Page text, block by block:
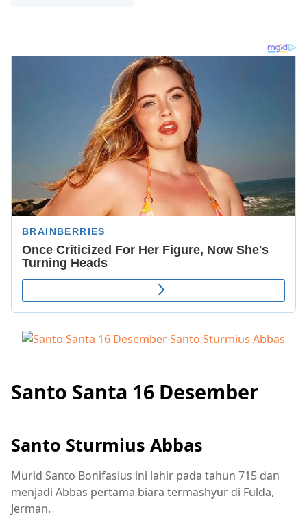
Santo Santa 16 Desember
Santo Sturmius Abbas
Murid Santo Bonifasius ini lahir pada tahun 715 dan
menjadi Abbas pertama biara termashyur di Fulda,
Jerman.